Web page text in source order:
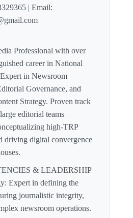
| Email:
Professional with over
career in National
in Newsroom
Governance, and
Strategy. Proven track
editorial teams
high-TRP
driving digital convergence
& LEADERSHIP
Expert in defining the
journalistic integrity,
newsroom operations.